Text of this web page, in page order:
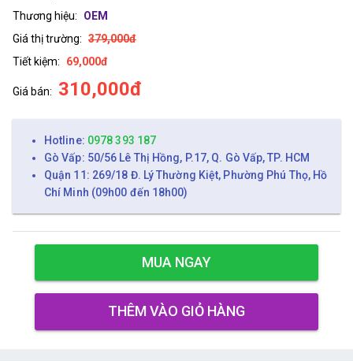
Thương hiệu:
OEM
Giá thị trường: 379,000đ
Tiết kiệm:
69,000đ
Giá bán: 310,000đ
Hotline: 0978 393 187
Gò Vấp: 50/56 Lê Thị Hồng, P.17, Q. Gò Vấp, TP. HCM
Quận 11: 269/18 Đ. Lý Thường Kiệt, Phường Phú Thọ, Hồ
Chí Minh (09h00 đến 18h00)
MUA NGAY
THÊM VÀO GIỎ HÀNG